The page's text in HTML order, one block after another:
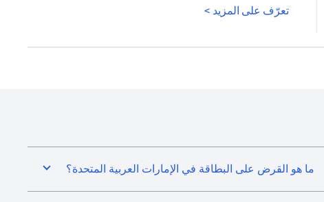
تعرّف على المزيد >
(opens in a new tab)
ما هو القرض على البطاقة في الإمارات العربية المتحدة؟